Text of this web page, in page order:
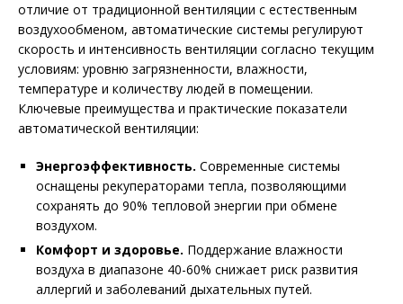
отличие от традиционной вентиляции с естественным
воздухообменом, автоматические системы регулируют
скорость и интенсивность вентиляции согласно текущим
условиям: уровню загрязненности, влажности,
температуре и количеству людей в помещении.
Ключевые преимущества и практические показатели
автоматической вентиляции:
Энергоэффективность. Современные системы
оснащены рекуператорами тепла, позволяющими
сохранять до 90% тепловой энергии при обмене
воздухом.
Комфорт и здоровье. Поддержание влажности
воздуха в диапазоне 40-60% снижает риск развития
аллергий и заболеваний дыхательных путей.